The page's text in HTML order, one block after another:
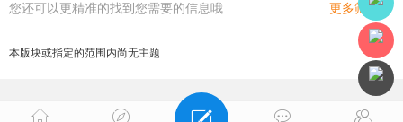
您还可以更精准的找到您需要的信息哦 更多筛选
本版块或指定的范围内尚无主题